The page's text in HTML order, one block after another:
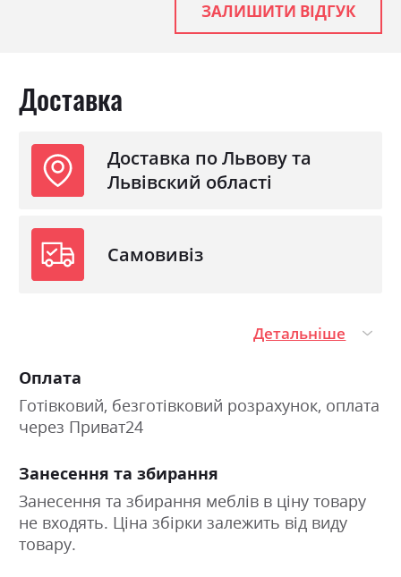
ЗАЛИШИТИ ВІДГУК
Доставка
Доставка по Львову та
Львівский області
Самовивіз
Детальніше
Оплата
Готівковий, безготівковий розрахунок, оплата
через Приват24
Занесення та збирання
Занесення та збирання меблів в ціну товару
не входять. Ціна збірки залежить від виду
товару.